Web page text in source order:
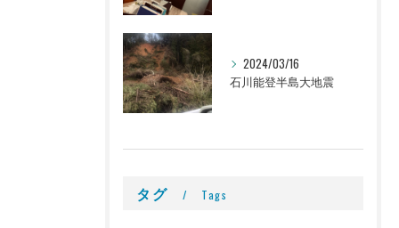
2024/03/16
石川能登半島大地震
タグ Tags